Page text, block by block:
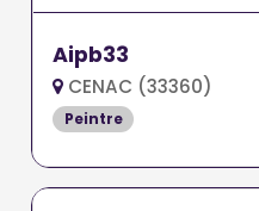
Aipb33
CENAC (33360)
Peintre